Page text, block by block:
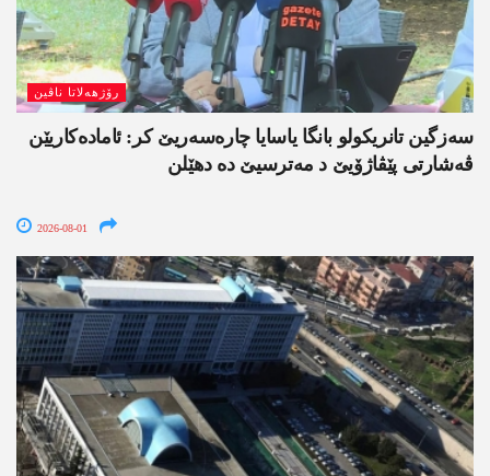
رۆژھەلاتا ناڤین
سەزگین تانریکولو بانگا یاسایا چارەسەریێ کر: ئامادەکاریێن
ڤەشارتی پێڤاژۆیێ د مەترسیێ دە دھێلن
2026-08-01